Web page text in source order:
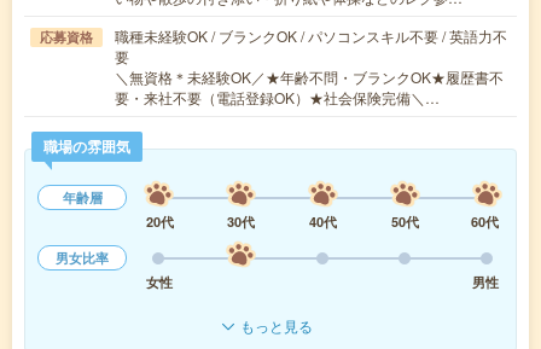
応募資格
職種未経験OK / ブランクOK / パソコンスキル不要 / 英語力不
要
＼無資格＊未経験OK／★年齢不問・ブランクOK★履歴書不
要・来社不要（電話登録OK）★社会保険完備＼…
職場の雰囲気
年齢層
20代
30代 40代 50代
60代
男女比率
女性
男性
もっと見る